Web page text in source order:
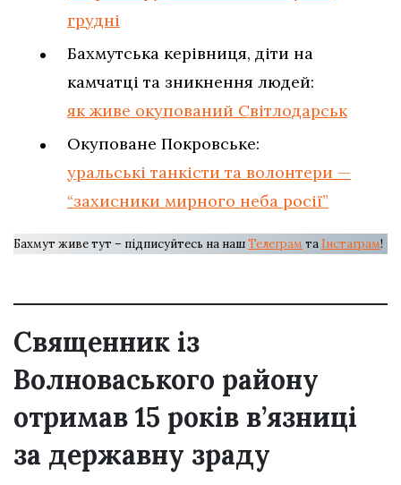
грудні
Бахмутська керівниця, діти на
камчатці та зникнення людей:
як живе окупований Світлодарськ
Окуповане Покровське:
уральські танкісти та волонтери —
“захисники мирного неба росії”
Бахмут живе тут – підписуйтесь на нашТелеграм та Інстаграм!
Священник із
Волноваського району
отримав 15 років в’язниці
за державну зраду